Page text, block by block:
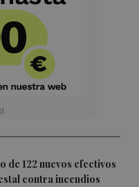
de 122 nuevos efectivos
contra incendios